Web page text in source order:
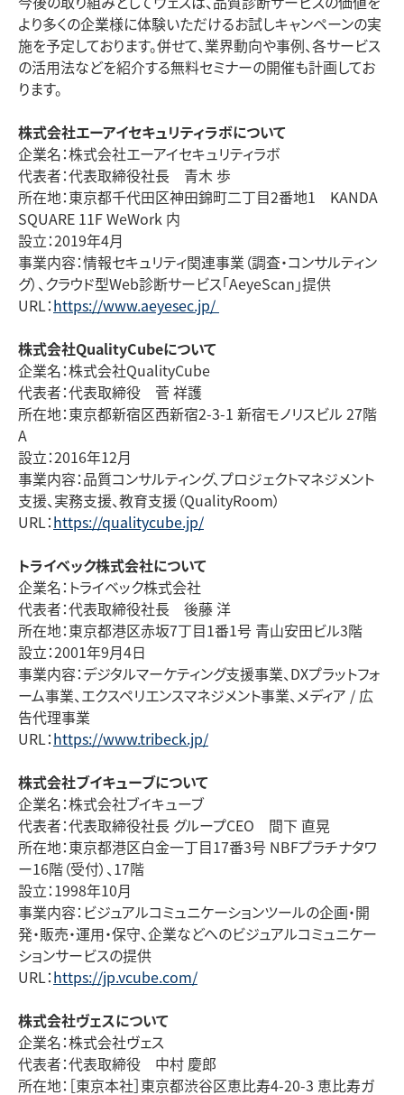
より多くの企業様に体験いただけるお試しキャンペーンの実
施を予定しております。併せて、業界動向や事例、各サービス
の活用法などを紹介する無料セミナーの開催も計画してお
ります。
株式会社エーアイセキュリティラボについて
企業名：株式会社エーアイセキュリティラボ
代表者：代表取締役社長 青木 歩
所在地：東京都千代田区神田錦町二丁目2番地1
KANDA
SQUARE 11F WeWork 内
設立：2019年4月
事業内容：情報セキュリティ関連事業（調査・コンサルティン
グ）、クラウド型Web診断サービス「AeyeScan 」提供
URL：https://www.aeyesec.jp/
株式会社QualityCubeについて
企業名：株式会社QualityCube
代表者：代表取締役 菅 祥護
所在地：東京都新宿区西新宿2-3-1 新宿モノリスビル 27階
A
設立：2016年12月
事業内容：品質コンサルティング、プロジェクトマネジメント
支援、実務支援、教育支援（QualityRoom）
URL：https://qualitycube.jp/
トライベック株式会社について
企業名：トライベック株式会社
代表者：代表取締役社長 後藤 洋
所在地：東京都港区赤坂7丁目1番1号 青山安田ビル3階
設立：2001年9月4日
事業内容：デジタルマーケティング支援事業、 DXプラットフォ
ーム事業、エクスペリエンスマネジメント事業、メディア / 広
告代理事業
URL：https://www.tribeck.jp/
株式会社ブイキューブについて
企業名：株式会社ブイキューブ
代表者：代表取締役社長 グループCEO 間下 直晃
所在地：東京都港区白金一丁目17番3号 NBFプラチナタワ
ー16階（受付）、17階
設立：1998年10月
事業内容：ビジュアルコミュニケーションツールの企画・開
発・販売・運用・保守、企業などへのビジュアルコミュニケー
ションサービスの提供
URL：https://jp.vcube.com/
株式会社ヴェスについて
企業名：株式会社ヴェス
代表者：代表取締役 中村 慶郎
所在地：［東京本社］東京都渋谷区恵比寿4-20-3 恵比寿ガ